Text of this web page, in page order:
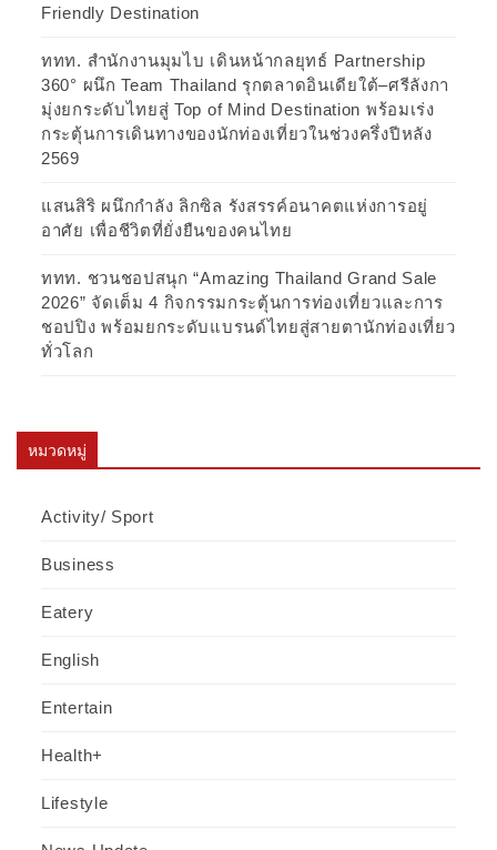
Friendly Destination
ททท. สำนักงานมุมไบ เดินหน้ากลยุทธ์ Partnership
360° ผนึก Team Thailand รุกตลาดอินเดียใต้–ศรีลังกา
มุ่งยกระดับไทยสู่ Top of Mind Destination พร้อมเร่ง
กระตุ้นการเดินทางของนักท่องเที่ยวในช่วงครึ่งปีหลัง
2569
แสนสิริ ผนึกกำลัง ลิกซิล รังสรรค์อนาคตแห่งการอยู่
อาศัย เพื่อชีวิตที่ยั่งยืนของคนไทย
ททท. ชวนชอปสนุก “Amazing Thailand Grand Sale
2026” จัดเต็ม 4 กิจกรรมกระตุ้นการท่องเที่ยวและการ
ชอปปิง พร้อมยกระดับแบรนด์ไทยสู่สายตานักท่องเที่ยว
ทั่วโลก
หมวดหมู่
Activity/ Sport
Business
Eatery
English
Entertain
Health+
Lifestyle